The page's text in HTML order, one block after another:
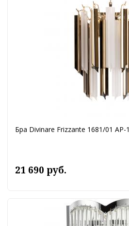
Бра Divinare Frizzante 1681/01 AP-1
21 690 руб.